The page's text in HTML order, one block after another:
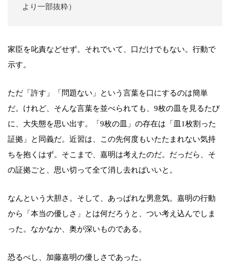
より一部抜粋）
家臣を叱責などせず。それでいて、口だけでもない。行動で
示す。
ただ「許す」「問題ない」という言葉を口にするのは簡単
だ。けれど、そんな言葉を並べられても、9枚の皿を見るたび
に、大失態を思い出す。「9枚の皿」の存在は「皿1枚割った
証拠」と同義だ。近習は、この先何度もいたたまれない気持
ちを抱くはず。そこまで、嘉明は考えたのだ。だっだら、そ
の証拠ごと、思い切って全て消し去ればいいと。
なんという大胆さ。そして、あっぱれな男意気。嘉明の行動
から「本当の優しさ」とは何だろうと、つい考え込んでしま
った。なかなか、奥が深いものである。
恐るべし、加藤嘉明の優しさであった。